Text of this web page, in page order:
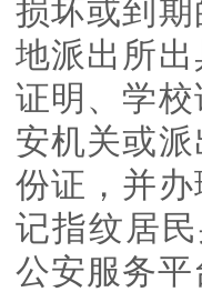
损坏或到
地派出所
证明、学
安机关或
份证，并
记指纹居
公安服务